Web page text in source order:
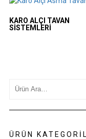
KARO ALÇI TAVAN
SISTEMLERI
for:
ÜRÜN